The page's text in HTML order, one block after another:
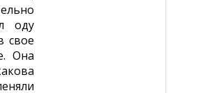
оду
свое
Она